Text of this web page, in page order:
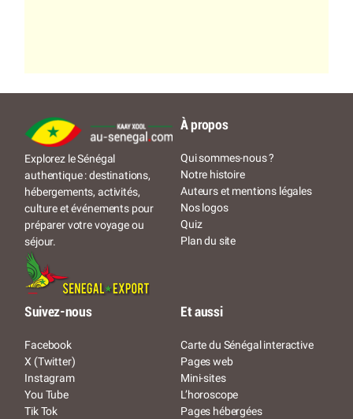
Explorez le Sénégal
authentique : destinations,
hébergements, activités,
culture et événements pour
préparer votre voyage ou
séjour.
À propos
Qui sommes-nous ?
Notre histoire
Auteurs et mentions légales
Nos logos
Quiz
Plan du site
Suivez-nous
Facebook
X (Twitter)
Instagram
You Tube
Tik Tok
Et aussi
Carte du Sénégal interactive
Pages web
Mini-sites
L’horoscope
Pages hébergées